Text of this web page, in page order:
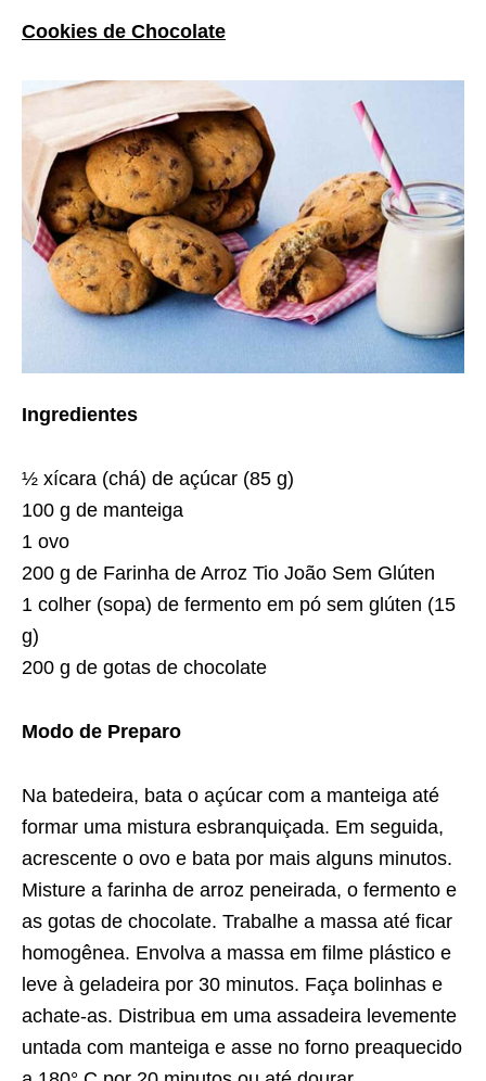
Cookies de Chocolate
Ingredientes
½ xícara (chá) de açúcar (85 g)
100 g de manteiga
1 ovo
200 g de Farinha de Arroz Tio João Sem Glúten
1 colher (sopa) de fermento em pó sem glúten (15
g)
200 g de gotas de chocolate
Modo de Preparo
Na batedeira, bata o açúcar com a manteiga até
formar uma mistura esbranquiçada. Em seguida,
acrescente o ovo e bata por mais alguns minutos.
Misture a farinha de arroz peneirada, o fermento e
as gotas de chocolate. Trabalhe a massa até ficar
homogênea. Envolva a massa em filme plástico e
leve à geladeira por 30 minutos. Faça bolinhas e
achate-as. Distribua em uma assadeira levemente
untada com manteiga e asse no forno preaquecido